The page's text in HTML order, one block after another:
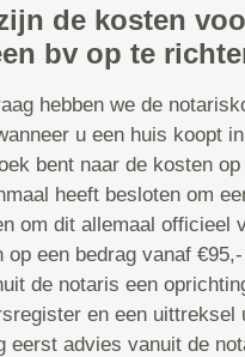
de kosten
bv op te
hebben we de
u een huis koopt
bent naar de kosten
heeft besloten om
om dit allemaal officieel
op een bedrag vanaf
de notaris een
en een uittreksel
eerst advies vanuit de